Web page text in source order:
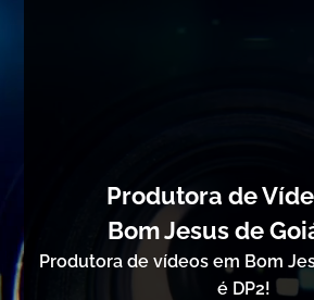
Produtora de
Bom Jesus de
Produtora de vídeos em Bom
é DP2!